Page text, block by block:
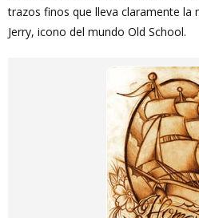
trazos finos que lleva claramente la
Jerry, icono del mundo Old School.